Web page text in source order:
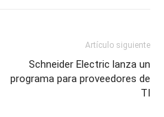
Artículo siguiente
Schneider Electric lanza un
programa para proveedores de
TI